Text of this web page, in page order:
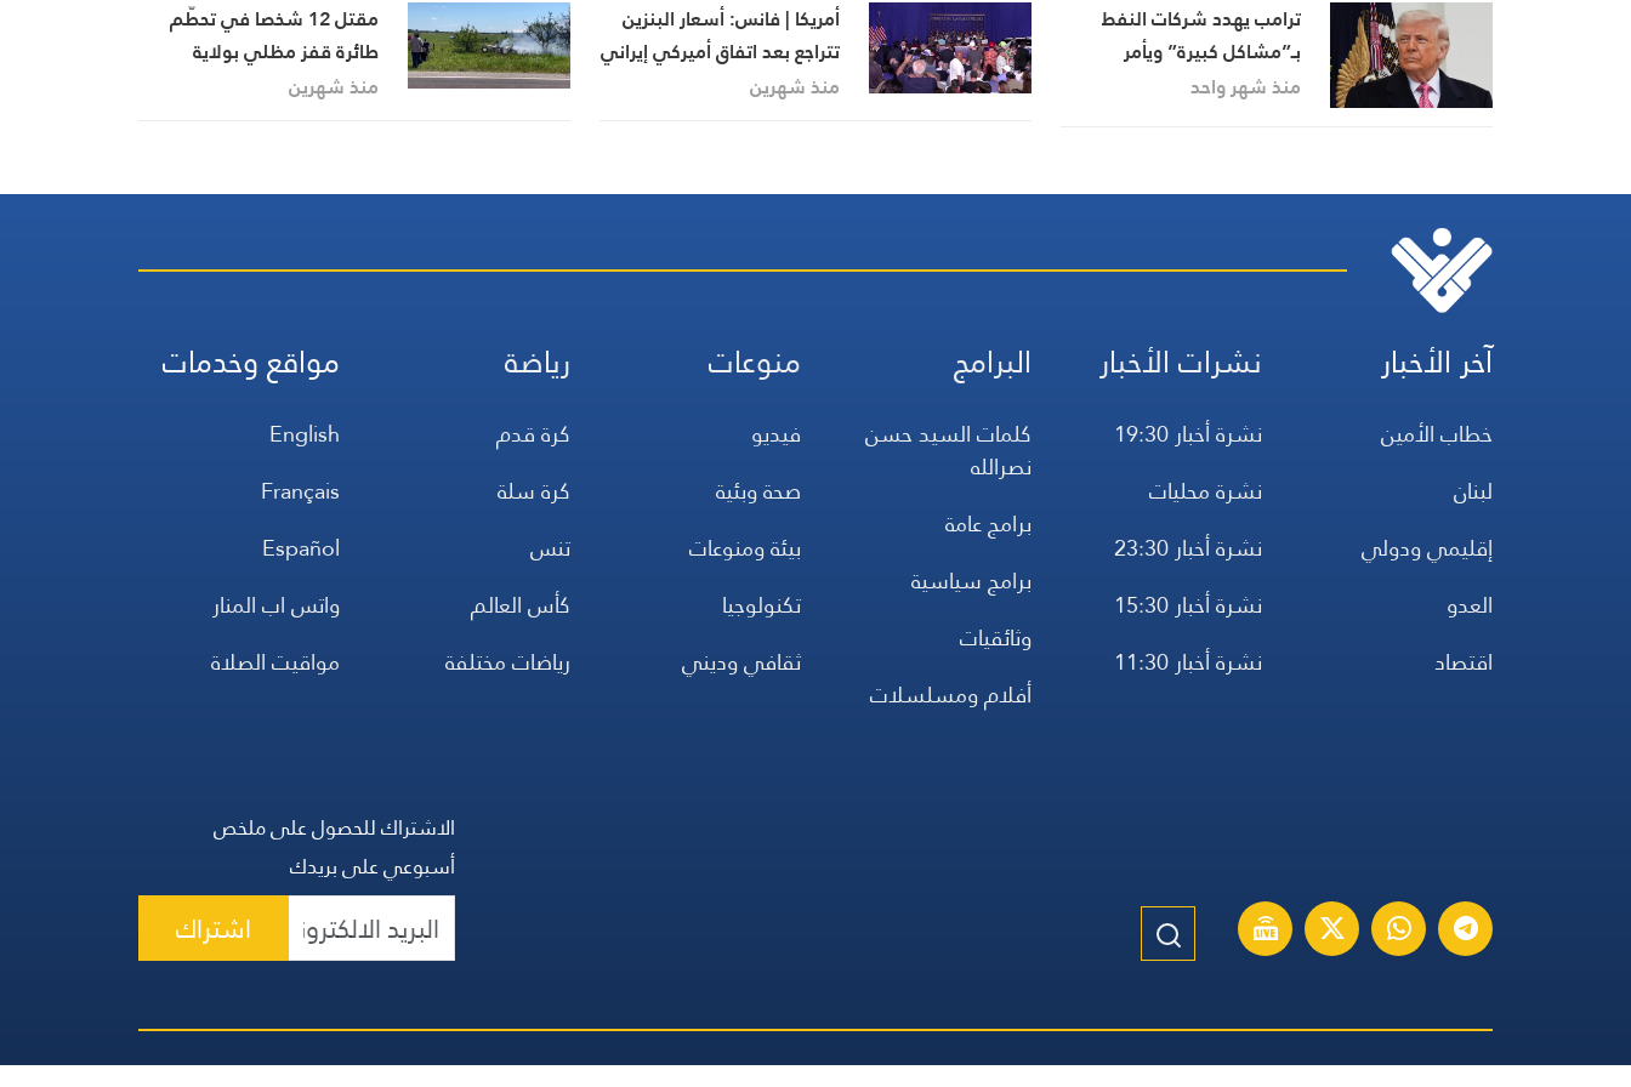
ترامب يهدد شركات النفط
بـ”مشاكل كبيرة” ويأمر
بالتحقيق في المضاربات لخفض
منذ شهر واحد
أمريكا | فانس: أسعار البنزين
تتراجع بعد اتفاق أميركي إيراني
وينتقد الديمقراطيين في
منذ شهرين
مقتل 12 شخصا في تحطّم
طائرة قفز مظلي بولاية
ميسوري الأميركية
منذ شهرين
آخر الأخبار
خطاب الأمين
لبنان
إقليمي ودولي
العدو
اقتصاد
نشرات الأخبار
نشرة أخبار 19:30
نشرة محليات
نشرة أخبار 23:30
نشرة أخبار 15:30
نشرة أخبار 11:30
البرامج
كلمات السيد حسن
نصرالله
برامج عامة
برامج سياسية
وثائقيات
أفلام ومسلسلات
منوعات
فيديو
صحة وبئية
بيئة ومنوعات
تكنولوجيا
ثقافي وديني
رياضة
كرة قدم
كرة سلة
تنس
كأس العالم
رياضات مختلفة
مواقع وخدمات
English
Français
Español
واتس اب المنار
مواقيت الصلاة
الاشتراك للحصول على ملخص
أسبوعي على بريدك
اشتراك